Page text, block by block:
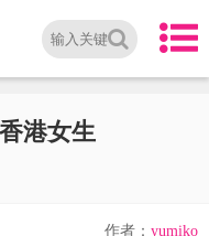
港女生
作者： yumiko